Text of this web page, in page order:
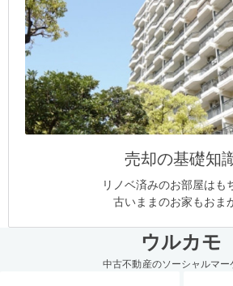
売却の基礎知
リノベ済みのお部屋はも
古いままのお家もおま
ウルカモ
中古不動産のソーシャルマー